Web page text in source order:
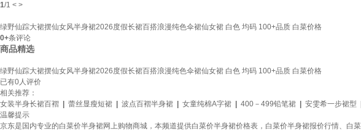
1/1 < >
绿野仙踪大裙摆仙女风半身裙2026度假长裙百搭浪漫纯色伞裙仙女裙 白色 均码 100+品质 白菜价格
0+条评论
商品精选
绿野仙踪大裙摆仙女风半身裙2026度假长裙百搭浪漫纯色伞裙仙女裙 白色 均码 100+品质 白菜价格
已有0人评价
相关推荐：
女装半身长裙百褶
蕾丝显瘦短裙 波点百褶半身裙 女童纯棉A字裙 400－499铅笔裙 安雯希一步裙型
温馨提示
京东是国内专业的白菜价半身裙网上购物商城，本频道提供白菜价半身裙价格表，白菜价半身裙报价行情、